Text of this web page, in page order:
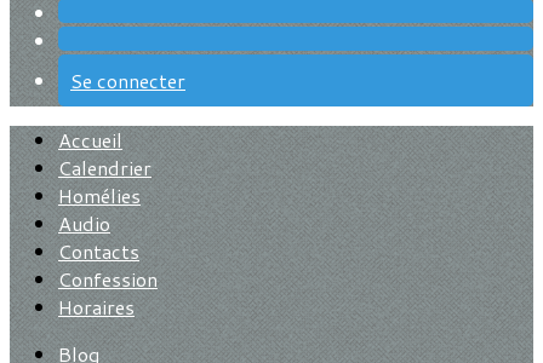
Se connecter
Accueil
Calendrier
Homélies
Audio
Contacts
Confession
Horaires
Blog